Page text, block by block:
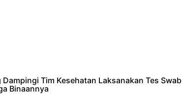
Dampingi Tim Kesehatan Laksanakan Tes Swab
Binaannya